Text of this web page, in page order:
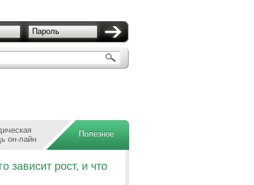
Пароль
он-лайн
Полезное
зависит рост, и что